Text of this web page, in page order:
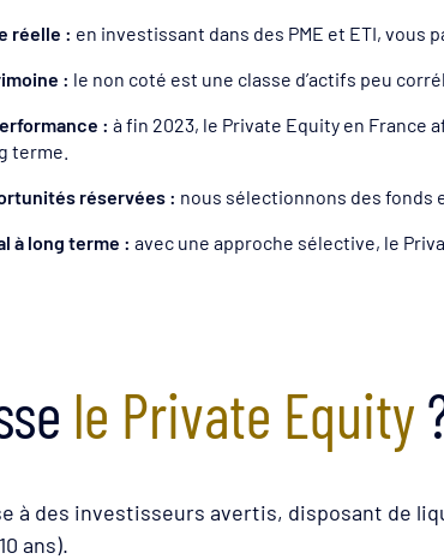
réelle : en investissant dans des PME et ETI, vous
: le non coté est une classe d’actifs peu
: à fin 2023, le Private Equity en France
terme.
réservées : nous sélectionnons des fonds
à long terme : avec une approche sélective, le
le Private Equity
à des investisseurs avertis, disposant de
ans).